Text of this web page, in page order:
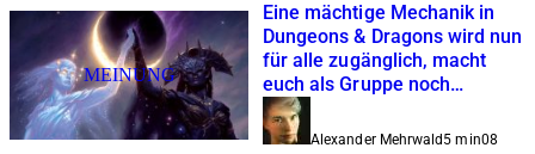
MEINUNG
Eine mächtige Mechanik in
Dungeons & Dragons wird nun
für alle zugänglich, macht
euch als Gruppe noch
unaufhaltsamer
Alexander Mehrwald 5 min08